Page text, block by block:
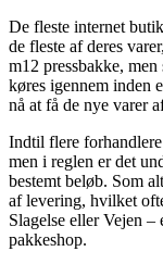
De fleste internet
de fleste af deres
m12 pressbakke,
køres igennem inden
nå at få de nye varer
Indtil flere
men i reglen er det
bestemt beløb. Som
af levering, hvilket
Slagelse eller Vejen
pakkeshop.